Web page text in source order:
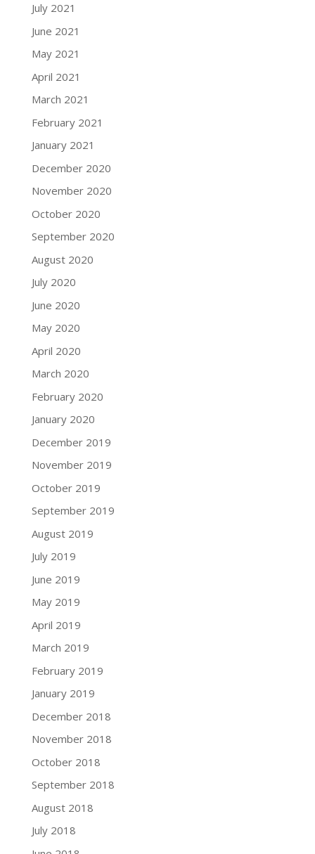
July 2021
June 2021
May 2021
April 2021
March 2021
February 2021
January 2021
December 2020
November 2020
October 2020
September 2020
August 2020
July 2020
June 2020
May 2020
April 2020
March 2020
February 2020
January 2020
December 2019
November 2019
October 2019
September 2019
August 2019
July 2019
June 2019
May 2019
April 2019
March 2019
February 2019
January 2019
December 2018
November 2018
October 2018
September 2018
August 2018
July 2018